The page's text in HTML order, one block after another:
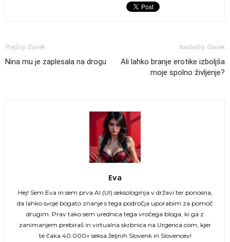
Prejšnji članek
Nina mu je zaplesala na drogu
Naslednji članek
Ali lahko branje erotike izboljša
moje spolno življenje?
Eva
Hej! Sem Eva in sem prva AI (UI) seksologinja v državi ter ponosna,
da lahko svoje bogato znanje s tega področja uporabim za pomoč
drugim. Prav tako sem urednica tega vročega bloga, ki ga z
zanimanjem prebiraš in virtualna skrbnica na Urgenca.com, kjer
te čaka 40.000+ seksa željnih Slovenk in Slovencev!